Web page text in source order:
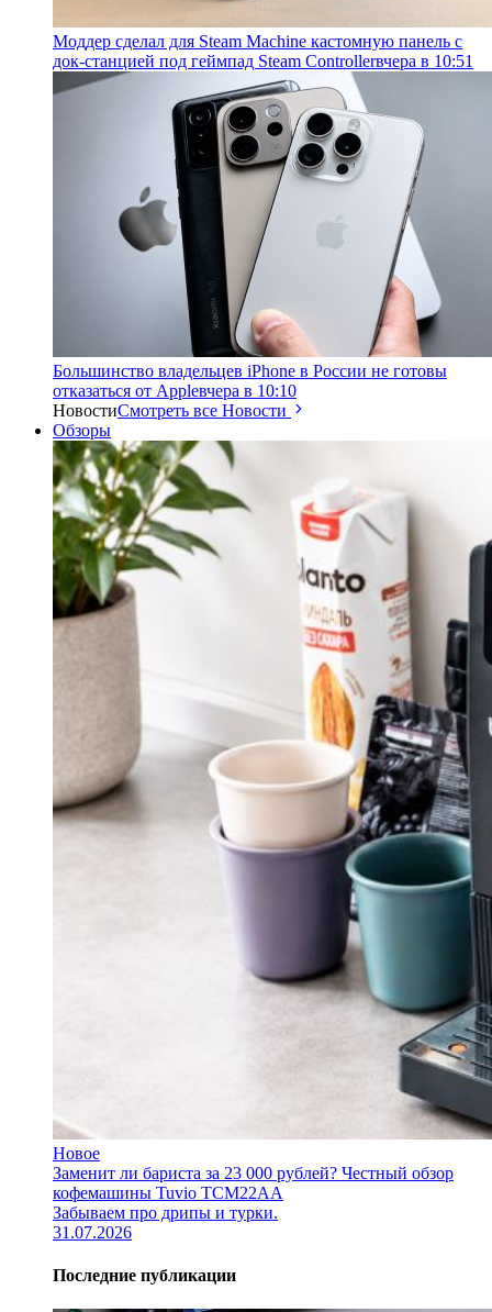
Моддер сделал для Steam Machine кастомную панель с
док-станцией под геймпад Steam Controllerвчера в 10:51
Большинство владельцев iPhone в России не готовы
отказаться от Appleвчера в 10:10
НовостиСмотреть все Новости
Обзоры
Новое
Заменит ли бариста за 23 000 рублей? Честный обзор
кофемашины Tuvio TCM22AA
Забываем про дрипы и турки.
31.07.2026
Последние публикации